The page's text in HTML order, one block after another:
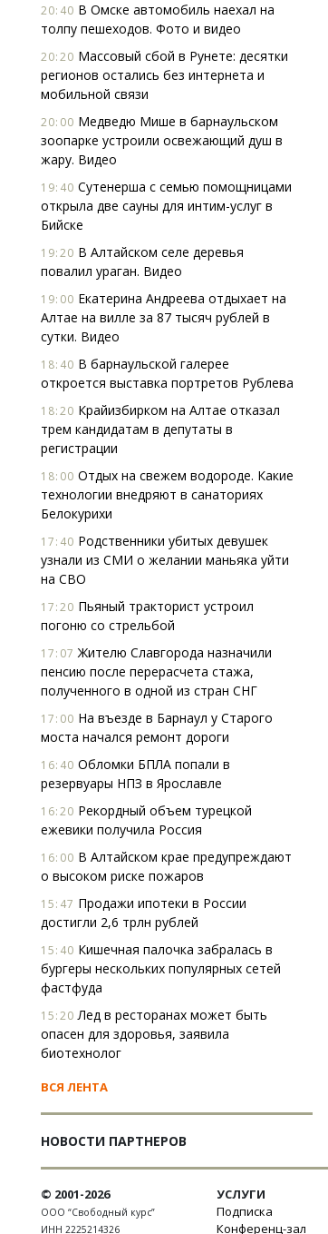
20:40 В Омске автомобиль наехал на
толпу пешеходов. Фото и видео
20:20 Массовый сбой в Рунете: десятки
регионов остались без интернета и
мобильной связи
20:00 Медведю Мише в барнаульском
зоопарке устроили освежающий душ в
жару. Видео
19:40 Сутенерша с семью помощницами
открыла две сауны для интим-услуг в
Бийске
19:20 В Алтайском селе деревья
повалил ураган. Видео
19:00 Екатерина Андреева отдыхает на
Алтае на вилле за 87 тысяч рублей в
сутки. Видео
18:40 В барнаульской галерее
откроется выставка портретов Рублева
18:20 Крайизбирком на Алтае отказал
трем кандидатам в депутаты в
регистрации
18:00 Отдых на свежем водороде. Какие
технологии внедряют в санаториях
Белокурихи
17:40 Родственники убитых девушек
узнали из СМИ о желании маньяка уйти
на СВО
17:20 Пьяный тракторист устроил
погоню со стрельбой
17:07 Жителю Славгорода назначили
пенсию после перерасчета стажа,
полученного в одной из стран СНГ
17:00 На въезде в Барнаул у Старого
моста начался ремонт дороги
16:40 Обломки БПЛА попали в
резервуары НПЗ в Ярославле
16:20 Рекордный объем турецкой
ежевики получила Россия
16:00 В Алтайском крае предупреждают
о высоком риске пожаров
15:47 Продажи ипотеки в России
достигли 2,6 трлн рублей
15:40 Кишечная палочка забралась в
бургеры нескольких популярных сетей
фастфуда
15:20 Лед в ресторанах может быть
опасен для здоровья, заявила
биотехнолог
ВСЯ ЛЕНТА
НОВОСТИ ПАРТНЕРОВ
© 2001-2026
ООО “Свободный курс”
ИНН 2225214326
УСЛУГИ
Подписка
Конференц-зал